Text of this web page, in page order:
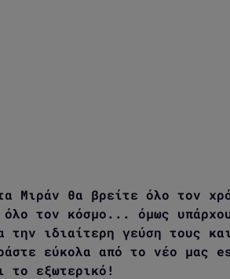
Μιράν θα βρείτε όλο τον
όλο τον κόσμο... όμως
την ιδιαίτερη γεύση τους
εύκολα από το νέο μας
το εξωτερικό!